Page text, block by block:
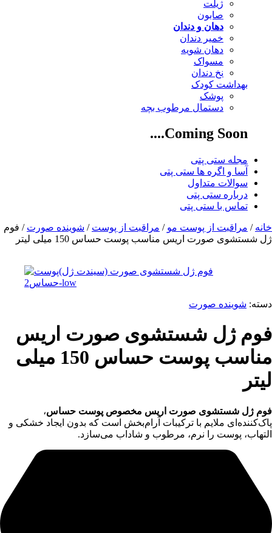
ژیلت
صابون
دهان و دندان
خمیر دندان
دهان شویه
مسواک
نخ دندان
بهداشت کودک
پوشک
دستمال مرطوب بچه
Coming Soon....
مجله ستی پتی
آسا و اگره ها ستی پتی
سوالات متداول
درباره ستی پتی
تماس با ستی پتی
خانه / مراقبت از پوست مو / مراقبت از پوست / شوینده صورت / فوم
ژل شستشوی صورت اریس مناسب پوست حساس 150 میلی لیتر
دسته: شوینده صورت
فوم ژل شستشوی صورت اریس
مناسب پوست حساس 150 میلی
لیتر
فوم ژل شستشوی صورت اریس مخصوص پوست حساس،
پاک‌کننده‌ای ملایم با ترکیبات آرام‌بخش است که بدون ایجاد خشکی و
التهاب، پوست را نرم، مرطوب و شاداب می‌سازد.